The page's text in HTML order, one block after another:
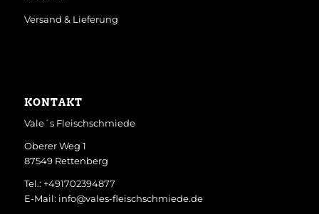
Versand & Lieferung
KONTAKT
Vale´s Fleischschmiede
Oberer Weg 1
87549 Rettenberg
Tel.: +491702394877
E-Mail: info@vales-fleischschmiede.de